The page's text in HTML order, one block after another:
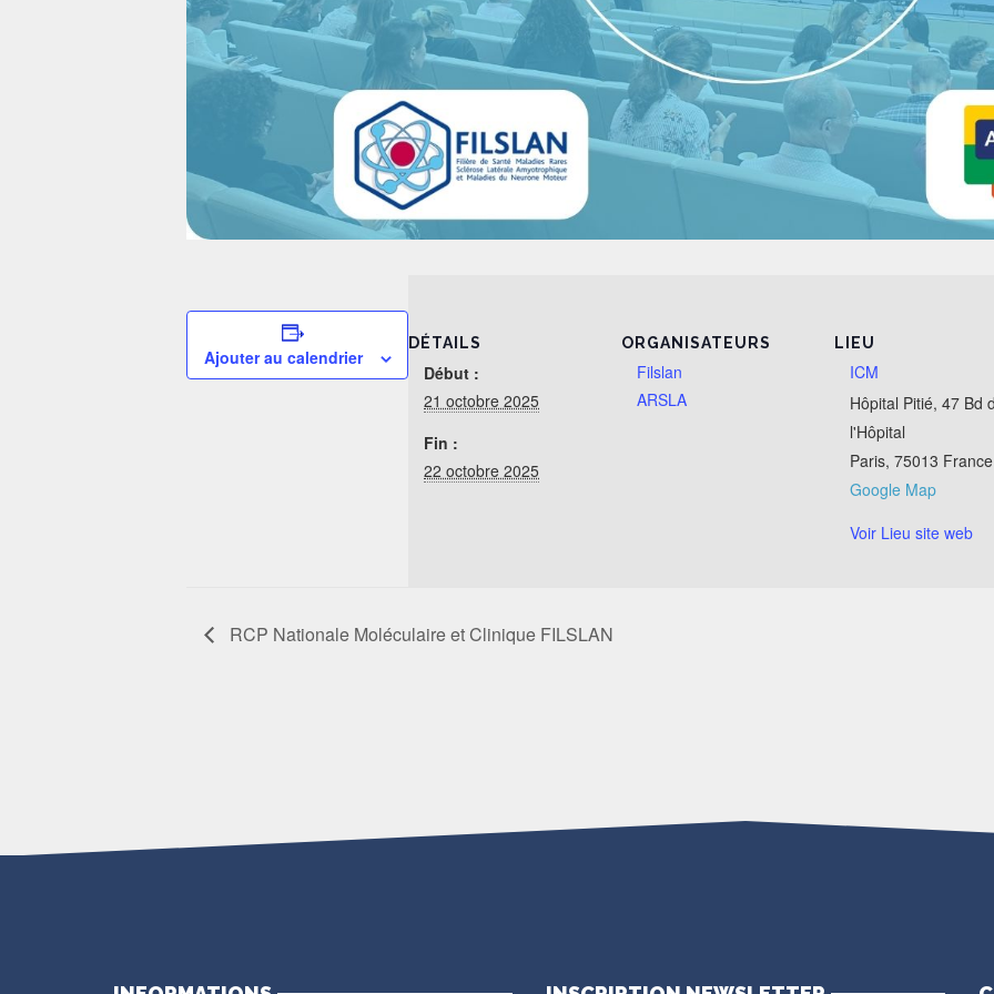
Ajouter au calendrier
DÉTAILS
Début :
21 octobre 2025
Fin :
22 octobre 2025
ORGANISATEURS
Filslan
ARSLA
LIEU
ICM
Hôpital Pitié, 47 Bd
l'Hôpital
Paris, 75013 France
Google Map
Voir Lieu site web
RCP Nationale Moléculaire et Clinique FILSLAN